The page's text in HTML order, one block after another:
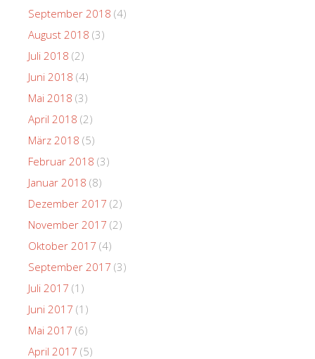
September 2018 (4)
August 2018 (3)
Juli 2018 (2)
Juni 2018 (4)
Mai 2018 (3)
April 2018 (2)
März 2018 (5)
Februar 2018 (3)
Januar 2018 (8)
Dezember 2017 (2)
November 2017 (2)
Oktober 2017 (4)
September 2017 (3)
Juli 2017 (1)
Juni 2017 (1)
Mai 2017 (6)
April 2017 (5)